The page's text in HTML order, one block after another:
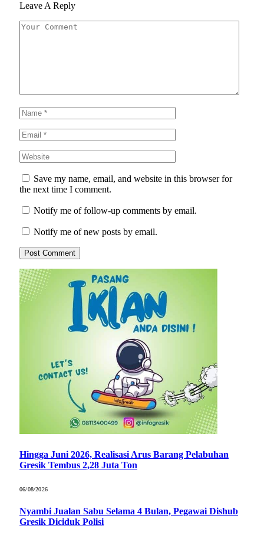
Leave A Reply
Save my name, email, and website in this browser for
the next time I comment.
Notify me of follow-up comments by email.
Notify me of new posts by email.
Hingga Juni 2026, Realisasi Arus Barang Pelabuhan
Gresik Tembus 2,28 Juta Ton
06/08/2026
Nyambi Jualan Sabu Selama 4 Bulan, Pegawai Dishub
Gresik Diciduk Polisi